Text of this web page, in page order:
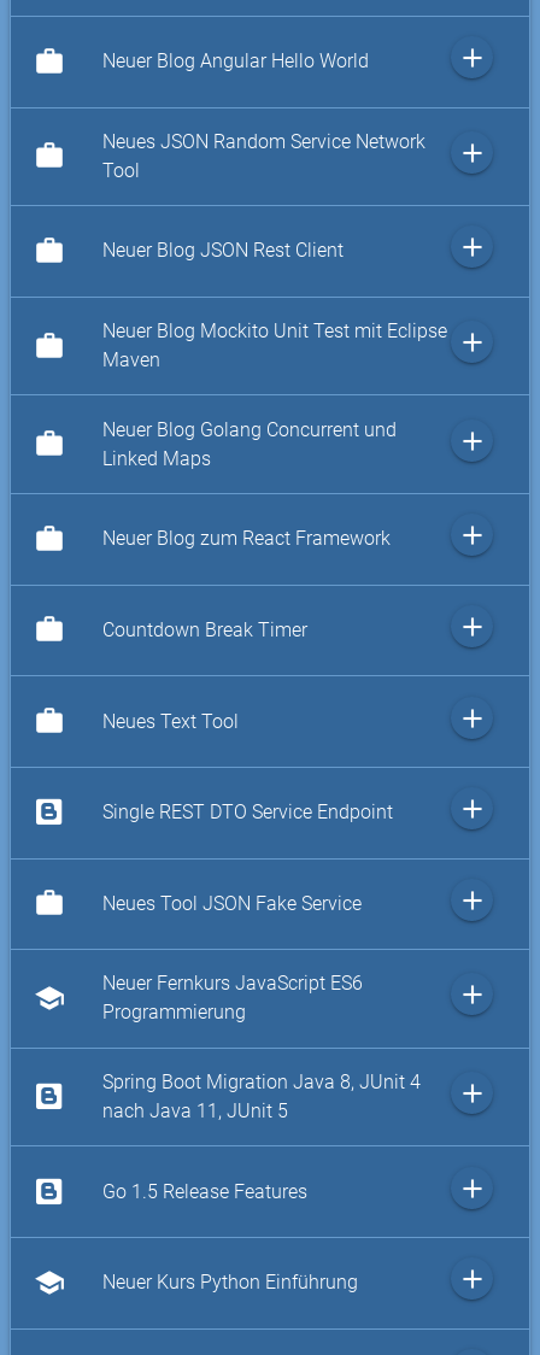
work Neuer Blog Angular Hello World add
work
Neues JSON Random Service Network
Tool
add
work Neuer Blog JSON Rest Client add
work
Neuer Blog Mockito Unit Test mit Eclipse
Maven
add
work
Neuer Blog Golang Concurrent und
Linked Maps
add
work Neuer Blog zum React Framework add
work Countdown Break Timer add
work Neues Text Tool add
Single REST DTO Service Endpoint add
work Neues Tool JSON Fake Service add
school
Neuer Fernkurs JavaScript ES6
Programmierung
add
Spring Boot Migration Java 8, JUnit 4
nach Java 11, JUnit 5
add
Go 1.5 Release Features add
school Neuer Kurs Python Einführung add